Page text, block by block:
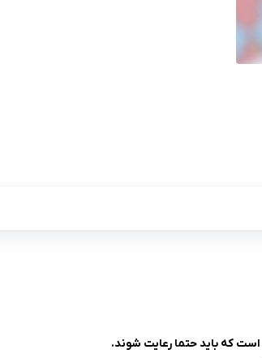
که باید حتما رعایت شوند.